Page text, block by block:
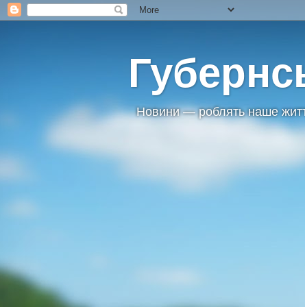
Новини — роблять наше